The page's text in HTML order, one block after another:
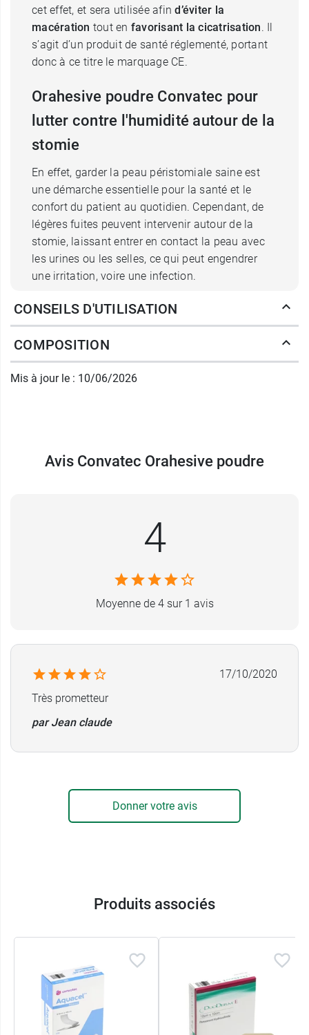
cet effet, et sera utilisée afind’éviter la
macération tout en favorisant la cicatrisation. Il
s’agit d’un produit de santé réglementé, portant
donc à ce titre le marquage CE.
Orahesive poudre Convatec pour
lutter contre l'humidité autour de la
stomie
En effet, garder la peau péristomiale saine est
une démarche essentielle pour la santé et le
confort du patient au quotidien. Cependant, de
légères fuites peuvent intervenir autour de la
stomie, laissant entrer en contact la peau avec
les urines ou les selles, ce qui peut engendrer
une irritation, voire une infection.
Particulièrement indiquée pour
exsudatives ou les peaux abîmées,la poudre
Orahesivedes Laboratoires
ungel protecteurqui, dans un premier temps,
favorisera la tenue de l’appareillage. Son second
complications au niveau cutané, pour plus de
Conditionnement: Flacon de 25 g
CONSEILS D'UTILISATION
COMPOSITION
Mis à jour le : 10/06/2026
Avis Convatec Orahesive poudre
4
Moyenne de 4 sur 1 avis
17/10/2020
Très prometteur
par Jean claude
Donner votre avis
Produits associés